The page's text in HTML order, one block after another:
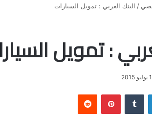
/ البنك العربي : تمويل السيارات
: تمويل
لينكدإن بينتيريست